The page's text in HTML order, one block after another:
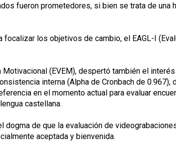
fueron prometedores, si bien se trata de una
los objetivos de cambio, el EAGL-I
(EVEM), despertó también el
interna (Alpha de Cronbach de 0.967),
en el momento actual para evaluar
castellana.
de que la evaluación de
aceptada y bienvenida.